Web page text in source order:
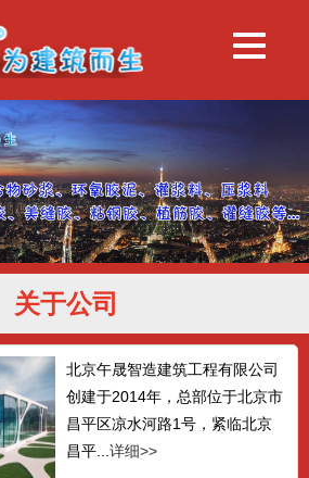
关于公司
北京午晟智造建筑工程有限公司
创建于2014年，总部位于北京市
昌平区凉水河路1号，紧临北京
昌平... 详细>>